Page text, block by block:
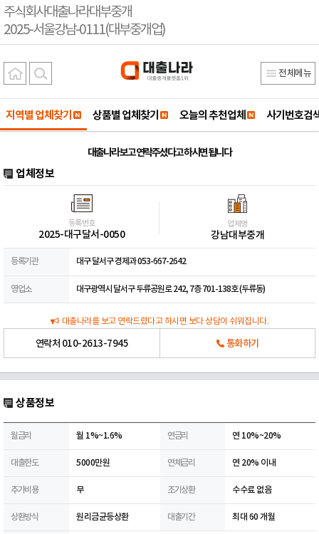
주식회사대출나라대부중개
2025-서울강남-0111(대부중개업)
전체메뉴
지역별 업체찾기 상품별 업체찾기 오늘의 추천업체 사기번호검
대출나라 보고 연락주셨다고 하시면 됩니다
업체정보
등록번호
2025-대구달서-0050
업체명
강남대부중개
등록기관 대구 달서구 경제과 053-667-2642
영업소 대구광역시 달서구 두류공원로 242, 7층 701-138호 (두류동)
대출나라를 보고 연락드렸다고 하시면 보다 상담이 쉬워집니다.
연락처 010-2613-7945 통화하기
상품정보
월금리 월 1%~1.6% 연금리 연 10%~20%
대출한도 5000만원 연체금리 연 20% 이내
추가비용 무 조기상환 수수료 없음
상환방식 원리금균등상환 대출기간 최대 60 개월